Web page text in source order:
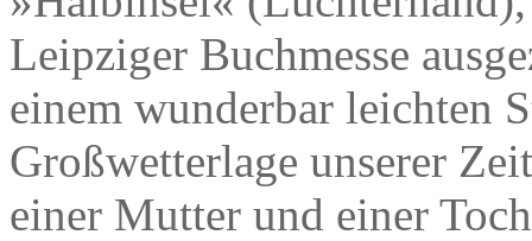
Leipziger Buchmesse
einem wunderbar leichten
Großwetterlage unserer
einer Mutter und einer